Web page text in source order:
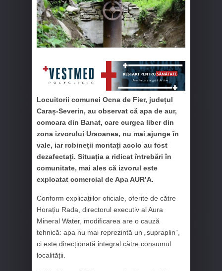
Locuitorii comunei Ocna de Fier, județul
Caraș-Severin, au observat că apa de aur,
comoara din Banat, care curgea liber din
zona izvorului Ursoanea, nu mai ajunge în
vale, iar robineții montați acolo au fost
dezafectați. Situația a ridicat întrebări în
comunitate, mai ales că izvorul este
exploatat comercial de Apa AUR’A.
Conform explicațiilor oficiale, oferite de către
Horațiu Rada, directorul executiv al Aura
Mineral Water, modificarea are o cauză
tehnică: apa nu mai reprezintă un „supraplin”,
ci este direcționată integral către consumul
localității.